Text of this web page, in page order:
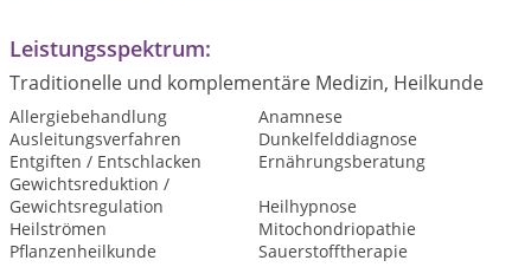
Leistungsspektrum:
Traditionelle und komplementäre Medizin, Heilkunde
Allergiebehandlung
Anamnese
Ausleitungsverfahren
Dunkelfelddiagnose
Entgiften / Entschlacken
Ernährungsberatung
Gewichtsreduktion /
Gewichtsregulation
Heilhypnose
Heilströmen
Mitochondriopathie
Pflanzenheilkunde
Sauerstofftherapie